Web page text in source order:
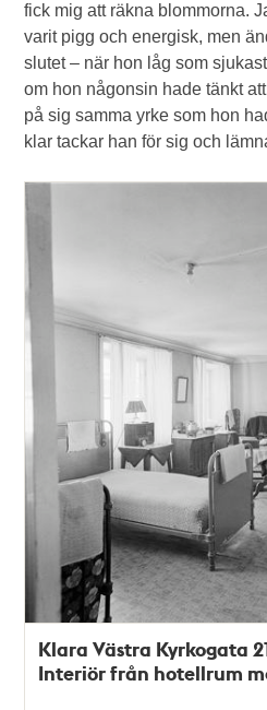
fick mig att räkna blommorna.
varit pigg och energisk, men
slutet – när hon låg som
om hon någonsin hade tänkt
på sig samma yrke som hon
klar tackar han för sig och
Klara Västra Kyrkogata
Interiör från hotellrum